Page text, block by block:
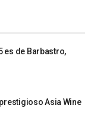
es de Barbastro,
Asia Wine